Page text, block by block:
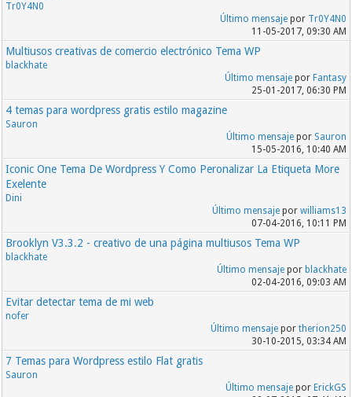
Tr0Y4N0
Último mensajepor Tr0Y4N0
11-05-2017, 09:30 AM
Multiusos creativas de comercio electrónico Tema WP
blackhate
Último mensajepor Fantasy
25-01-2017, 06:30 PM
4 temas para wordpress gratis estilo magazine
Sauron
Último mensajepor Sauron
15-05-2016, 10:40 AM
Iconic One Tema De Wordpress Y Como Peronalizar La Etiqueta More
Exelente
Dini
Último mensajepor williams13
07-04-2016, 10:11 PM
Brooklyn V3.3.2 - creativo de una página multiusos Tema WP
blackhate
Último mensajepor blackhate
02-04-2016, 09:03 AM
Evitar detectar tema de mi web
nofer
Último mensajepor therion250
30-10-2015, 03:34 AM
7 Temas para Wordpress estilo Flat gratis
Sauron
Último mensajepor ErickGS